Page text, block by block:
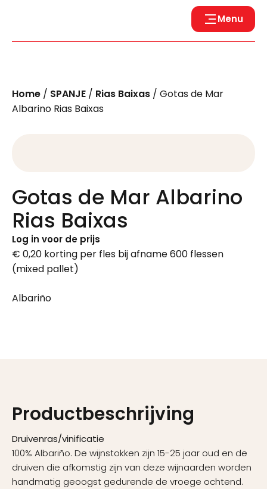
Menu
Home / SPANJE / Rias Baixas / Gotas de Mar
Albarino Rias Baixas
Gotas de Mar Albarino
Rias Baixas
Log in voor de prijs
€ 0,20 korting per fles bij afname 600 flessen
(mixed pallet)
Albariño
Productbeschrijving
Druivenras/vinificatie
100% Albariño. De wijnstokken zijn 15-25 jaar oud en de
druiven die afkomstig zijn van deze wijnaarden worden
handmatig geoogst gedurende de vroege ochtend.